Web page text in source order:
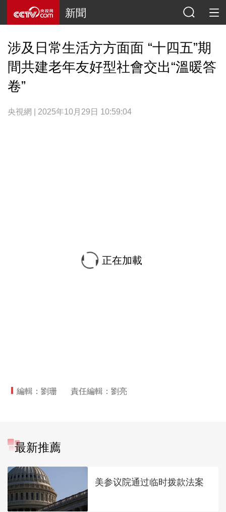
新聞
涉及日常生活方方面面 “十四五”期
間共建老年友好型社會交出“溫暖答
卷”
央視網 | 2025年10月29日 10:59:04
正在加載
編輯：劉珊 責任編輯：劉亮
最新推薦
美参议院通过临时拨款法案